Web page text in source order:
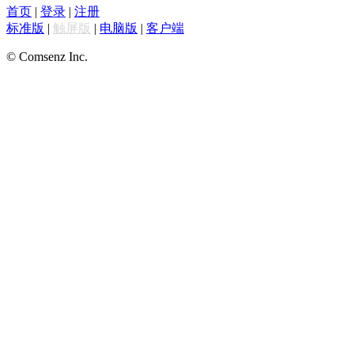
首页 | 登录 | 注册
标准版 | 触屏版 | 电脑版 | 客户端
© Comsenz Inc.